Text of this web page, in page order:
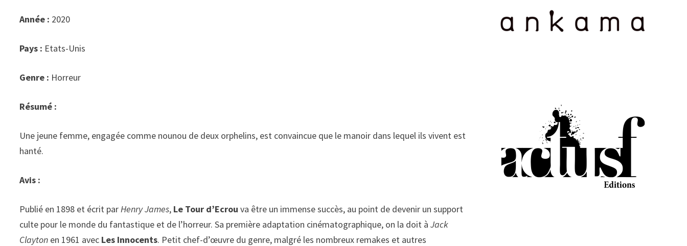
Année : 2020
Pays : Etats-Unis
Genre : Horreur
Résumé :
Une jeune femme, engagée comme nounou de deux orphelins, est convaincue que le manoir dans lequel ils vivent est
hanté.
Avis :
Publié en 1898 et écrit parHenry James, Le Tour d’Ecrou va être un immense succès, au point de devenir un support
culte pour le monde du fantastique et de l’horreur. Sa première adaptation cinématographique, on la doit àJack
Clayton en 1961 avec Les Innocents. Petit chef-d’œuvre du genre, malgré les nombreux remakes et autres